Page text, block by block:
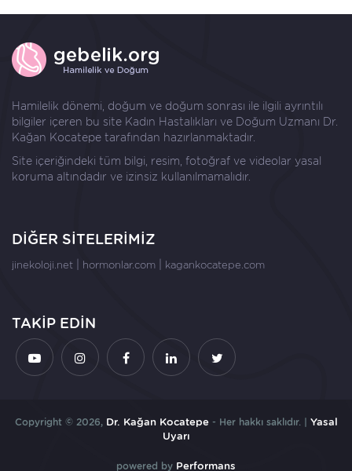
Hamilelik dönemi, doğum ve doğum sonrası ile ilgili ayrıntılı
bilgiler içeren bu site Kadın Hastalıkları ve Doğum Uzmanı Dr.
Kağan Kocatepe tarafından hazırlanmaktadır.
Site içeriğindeki tüm bilgi, resim, fotoğraf ve videolar yasal
koruma altındadır ve izinsiz kullanılmamalıdır.
DİĞER SİTELERİMİZ
jinekoloji.net hormonlar.com kagankocatepe.com
TAKİP EDİN
Copyright © 2026, Dr. Kağan Kocatepe- Her hakkı saklıdır. | Yasal
Uyarı
powered by Performans